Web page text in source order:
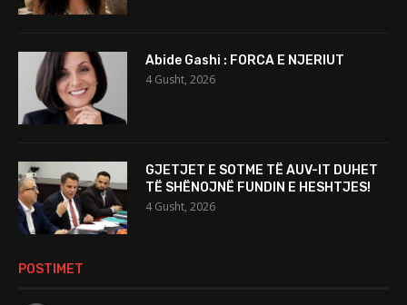
Abide Gashi : FORCA E NJERIUT
4 Gusht, 2026
GJETJET E SOTME TË AUV-IT DUHET
TË SHËNOJNË FUNDIN E HESHTJES!
4 Gusht, 2026
POSTIMET